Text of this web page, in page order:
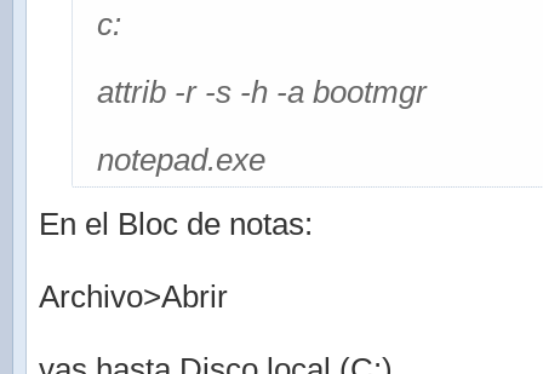
c:
attrib -r -s -h -a bootmgr
notepad.exe
En el Bloc de notas:
Archivo>Abrir